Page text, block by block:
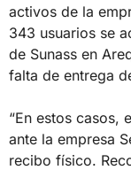
activos de la
343 usuarios se
de Sunass en
falta de entrega
“En estos casos,
ante la empresa
recibo físico.